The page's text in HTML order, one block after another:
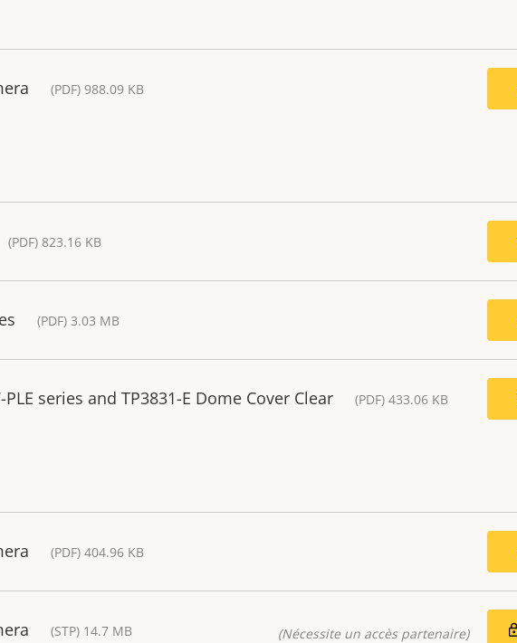
(PDF) 988.09 KB
(PDF) 823.16 KB
(PDF) 3.03 MB
series and TP3831-E Dome Cover Clear (PDF) 433.06 KB
(PDF) 404.96 KB
(STP) 14.7 MB (Nécessite un accès partenaire)